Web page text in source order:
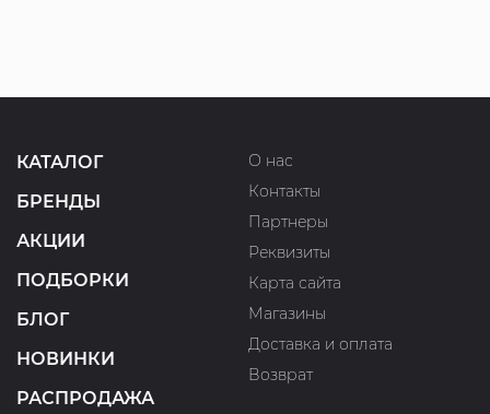
КАТАЛОГ
БРЕНДЫ
АКЦИИ
ПОДБОРКИ
БЛОГ
НОВИНКИ
РАСПРОДАЖА
О нас
Контакты
Партнеры
Реквизиты
Карта сайта
Магазины
Доставка и оплата
Возврат